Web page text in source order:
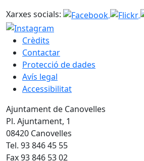
Xarxes socials:
Crèdits
Contactar
Protecció de dades
Avís legal
Accessibilitat
Ajuntament de Canovelles
Pl. Ajuntament, 1
08420 Canovelles
Tel. 93 846 45 55
Fax 93 846 53 02